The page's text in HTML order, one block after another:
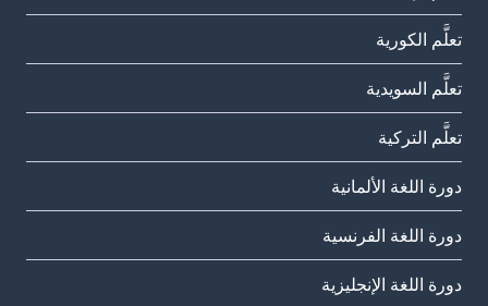
تعلَّم الكورية
تعلَّم السويدية
تعلَّم التركية
دورة اللغة الألمانية
دورة اللغة الفرنسية
دورة اللغة الإنجليزية